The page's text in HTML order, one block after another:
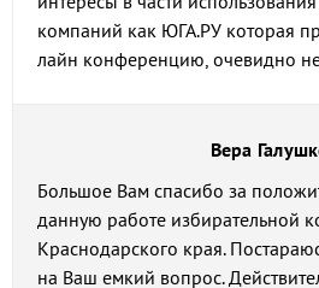
компаний как ЮГА.РУ которая
лайн конференцию, очевидно
Вера
Большое Вам спасибо за
данную работе избирательной
Краснодарского края.
на Ваш емкий вопрос.